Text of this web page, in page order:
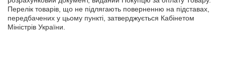
Перелік товарів, що не підлягають поверненню на підставах,
передбачених у цьому пункті, затверджується Кабінетом
Міністрів України.